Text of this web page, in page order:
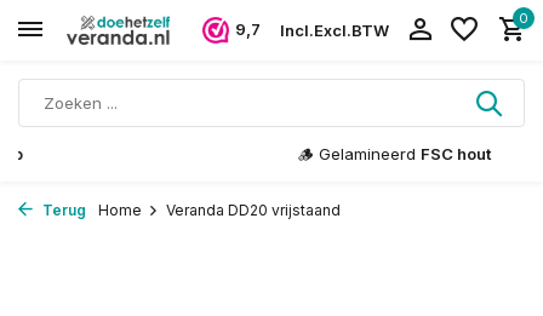
9,7 Incl.Excl.BTW
0
FSC hout
Terug Home Veranda DD20 vrijstaand